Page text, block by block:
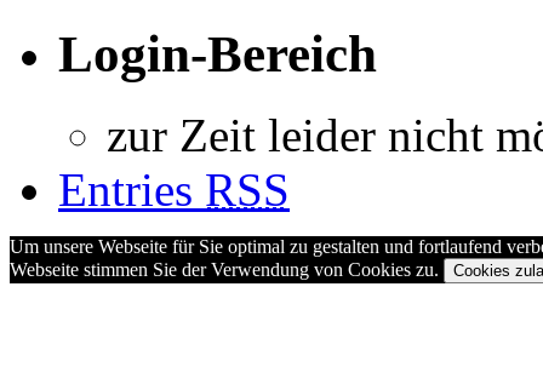
Login-Bereich
zur Zeit leider nicht
Entries RSS
Um unsere Webseite für Sie optimal zu gestalten und fortlaufend
Webseite stimmen Sie der Verwendung von Cookies zu.
Cookies